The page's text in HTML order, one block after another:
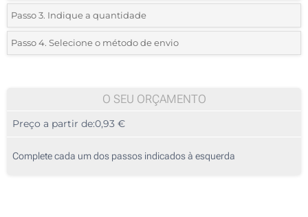
*Selecione o tipo de marcação e as cores do logotipo:
1 Cor (Num lado)
Passo 3. Indique a quantidade
*Quantidade mínima:25
50
125
Passo 4. Selecione o método de envio
O SEU ORÇAMENTO
Preço a partir de:0,93 €
Complete cada um dos passos indicados à esquerda